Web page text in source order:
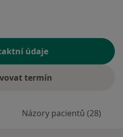
údaje
termín
Názory pacientů (28)